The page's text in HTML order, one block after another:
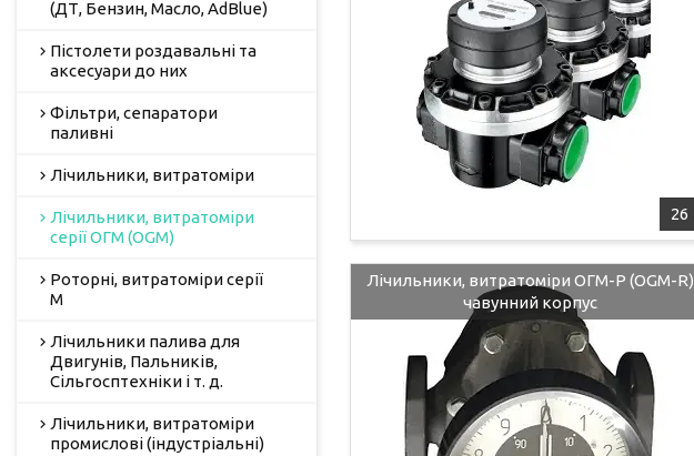
26
Лічильники, витратоміри ОГМ-Р (OGM-R)
чавунний корпус
(ДТ, Бензин, Масло, AdBlue)
Пістолети роздавальні та
аксесуари до них
Фільтри, сепаратори
паливні
Лічильники, витратоміри
Лічильники, витратоміри
серії ОГМ (OGM)
Роторні, витратоміри серії
М
Лічильники палива для
Двигунів, Пальників,
Сільгосптехніки і т. д.
Лічильники, витратоміри
промислові (індустріальні)